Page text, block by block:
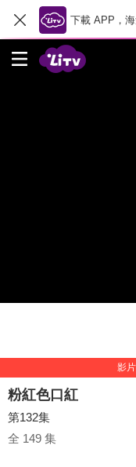
下載 APP，
影
粉紅色口紅
第132集
全 149 集